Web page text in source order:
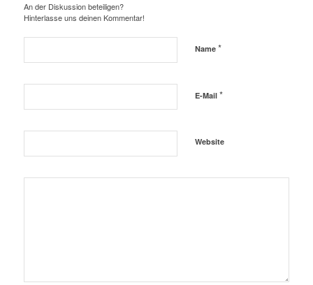
An der Diskussion beteiligen?
Hinterlasse uns deinen Kommentar!
Name *
E-Mail *
Website